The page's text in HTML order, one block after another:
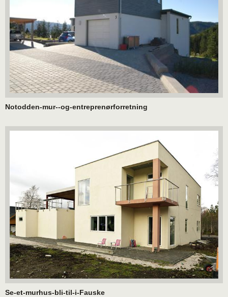
Notodden-mur--og-entreprenørforretning
Se-et-murhus-bli-til-i-Fauske